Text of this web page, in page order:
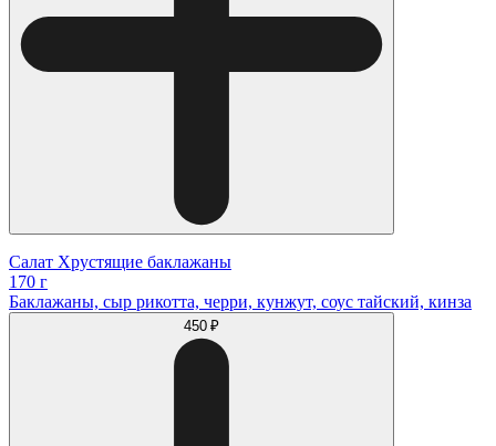
Салат Хрустящие баклажаны
170 г
Баклажаны, сыр рикотта, черри, кунжут, соус тайский, кинза
450 ₽